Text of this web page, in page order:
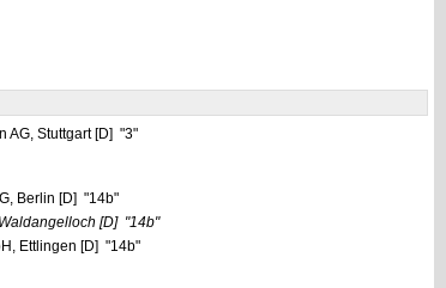
AG, Stuttgart [D] "3"
Berlin [D] "14b"
[D] "14b"
Ettlingen [D] "14b"